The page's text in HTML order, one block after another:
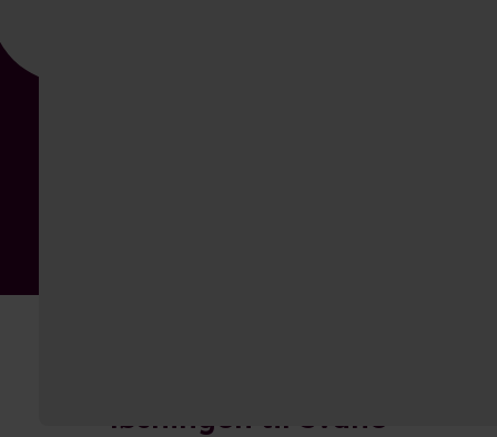
løsningen til Svane